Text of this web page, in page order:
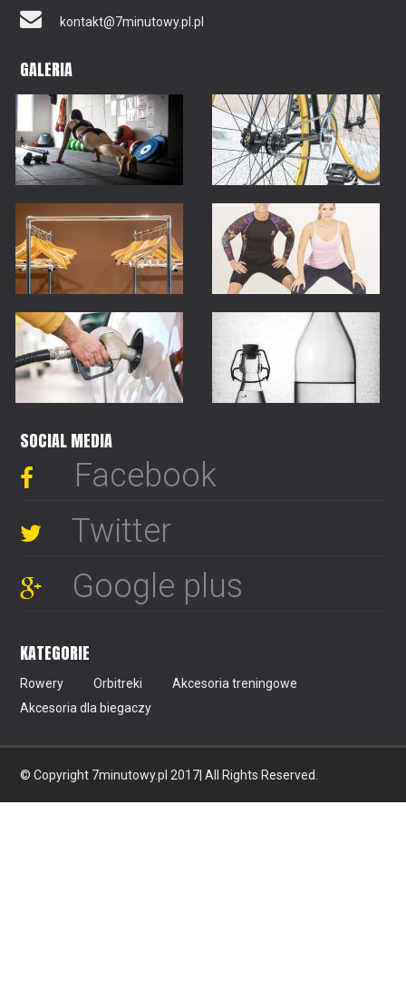
kontakt@7minutowy.pl.pl
GALERIA
SOCIAL MEDIA
Facebook
Twitter
Google plus
KATEGORIE
Rowery Orbitreki
Akcesoria treningowe
Akcesoria dla biegaczy
© Copyright 7minutowy.pl 2017| All Rights Reserved.